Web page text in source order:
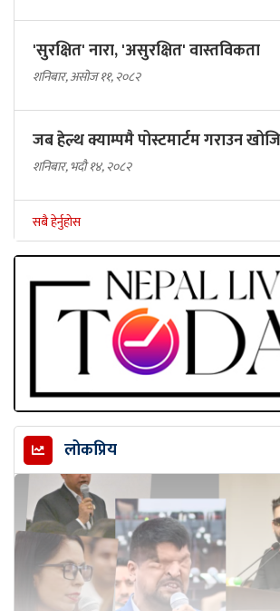
'सुरक्षित' नारा, 'असुरक्षित' वास्तविकता
शनिबार, असोज ११, २०८२
जब हेल्थ क्याम्पमै पोस्टमार्टम गराउन
शनिबार, भदौ १४, २०८२
सबै हेर्नुहोस
लोकप्रिय